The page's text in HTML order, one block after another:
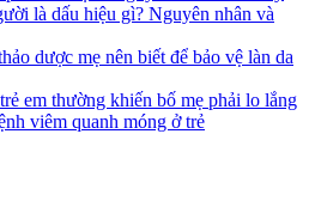
là dấu hiệu gì? Nguyên nhân và
dược mẹ nên biết để bảo vệ làn da
em thường khiến bố mẹ phải lo lắng
viêm quanh móng ở trẻ